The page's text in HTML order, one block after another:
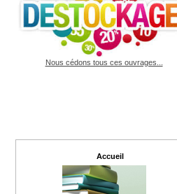
Nous cédons tous ces ouvrages...
Accueil